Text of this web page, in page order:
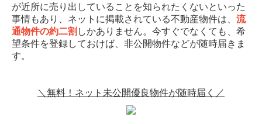
が近所に売り出していることを知られたくないといった
事情もあり、ネットに掲載されている不動産物件は、 流
通物件の約二割 しかありません。今すぐでなくても、希
望条件を登録しておけば、非公開物件などが随時届きま
す。
＼無料！ネット未公開優良物件が随時届く／